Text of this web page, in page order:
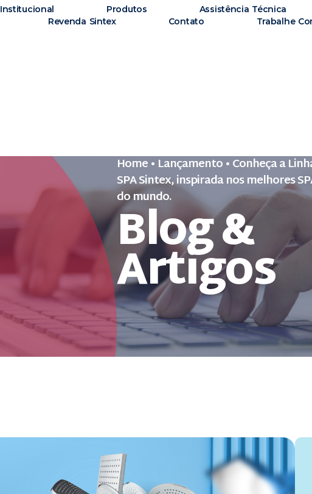
Institucional Produtos Assistência Técnica
Revenda Sintex
Contato Trabalhe
Home• Lançamento•Conheça a
SPA Sintex, inspirada nos melhores
do mundo.
Blog &
Artigos